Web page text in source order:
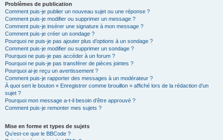
Problèmes de publication
Comment puis-je publier un nouveau sujet ou une réponse ?
Comment puis-je modifier ou supprimer un message ?
Comment puis-je insérer une signature à mon message ?
Comment puis-je créer un sondage ?
Pourquoi ne puis-je pas ajouter plus d’options à un sondage ?
Comment puis-je modifier ou supprimer un sondage ?
Pourquoi ne puis-je pas accéder à un forum ?
Pourquoi ne puis-je pas transférer de pièces jointes ?
Pourquoi ai-je reçu un avertissement ?
Comment puis-je rapporter des messages à un modérateur ?
À quoi sert le bouton « Enregistrer comme brouillon » affiché lors de la rédaction d’un
sujet ?
Pourquoi mon message a-t-il besoin d’être approuvé ?
Comment puis-je remonter mes sujets ?
Mise en forme et types de sujets
Qu’est-ce que le BBCode ?